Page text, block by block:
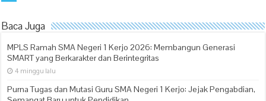
Baca Juga
MPLS Ramah SMA Negeri 1 Kerjo 2026: Membangun Generasi
SMART yang Berkarakter dan Berintegritas
4 minggu lalu
Purna Tugas dan Mutasi Guru SMA Negeri 1 Kerjo: Jejak Pengabdian,